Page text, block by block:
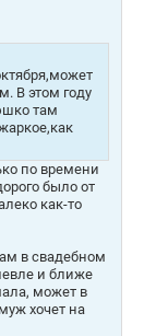
В этом году
там
по времени
было от
как-то
в свадебном
и ближе
может в
хочет на